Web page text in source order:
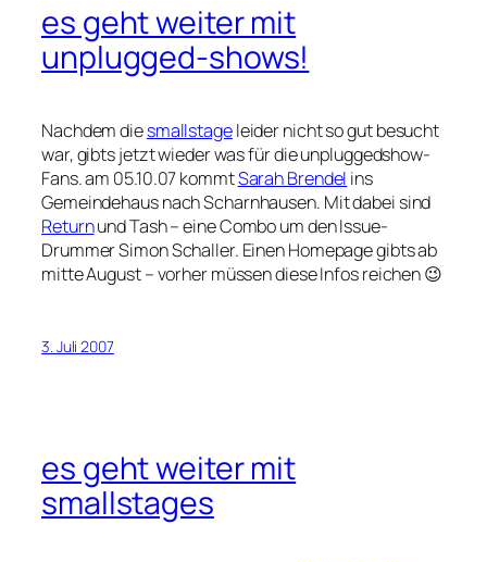
es geht weiter mit
unplugged-shows!
Nachdem diesmallstageleider nicht so gut besucht
war, gibts jetzt wieder was für die unpluggedshow-
Fans. am 05.10.07 kommtSarah Brendel ins
Gemeindehaus nach Scharnhausen. Mit dabei sind
Returnund Tash – eine Combo um den Issue-
Drummer Simon Schaller. Einen Homepage gibts ab
mitte August – vorher müssen diese Infos reichen 😉
3. Juli 2007
es geht weiter mit
smallstages